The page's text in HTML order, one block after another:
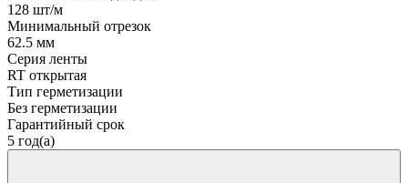
128 шт/м
Минимальный отрезок
62.5 мм
Серия ленты
RT открытая
Тип герметизации
Без герметизации
Гарантийный срок
5 год(а)